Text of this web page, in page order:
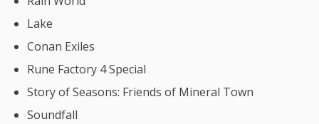
Lake
Conan Exiles
Rune Factory 4 Special
Story of Seasons: Friends of Mineral Town
Soundfall